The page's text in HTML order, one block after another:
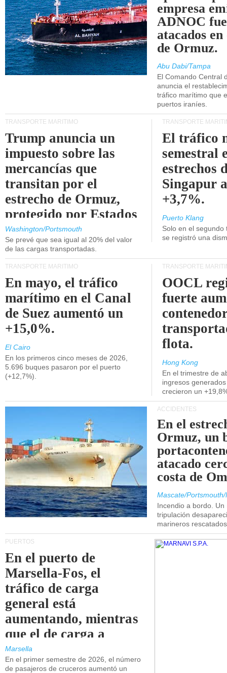
empresa
ADNOC
atacados
de Ormuz.
Abu Dabi/Tampa
El Comando Central
anuncia el
tráfico marítimo que
puertos iraníes.
TRANSPORTE MARÍTIMO
Trump anuncia un
impuesto sobre las
mercancías que
transitan por el
estrecho de Ormuz,
protegido por Estados
Unidos.
Washington/Portsmouth
Se prevé que sea igual al 20% del valor
de las cargas transportadas.
TRANSPORTE
El tráfico
semestral
estrechos
Singapur
+3,7%.
Puerto Klang
Solo en el
se registró una
TRANSPORTE MARÍTIMO
En mayo, el tráfico
marítimo en el Canal
de Suez aumentó un
+15,0%.
El Cairo
En los primeros cinco meses de 2026,
5.696 buques pasaron por el puerto
(+12,7%).
TRANSPORTE
OOCL
fuerte
flota.
Hong Kong
En el trimestre de
ingresos
crecieron un
ACCIDENTES
En el
Ormuz, un
atacado
costa de
Mascate/
Incendio a bordo.
tripulación
marineros
PUERTOS
En el puerto de
Marsella-Fos, el
tráfico de carga
general está
aumentando, mientras
que el de carga a
granel está
disminuyendo.
Marsella
En el primer semestre de 2026, el número
de pasajeros de cruceros aumentó un